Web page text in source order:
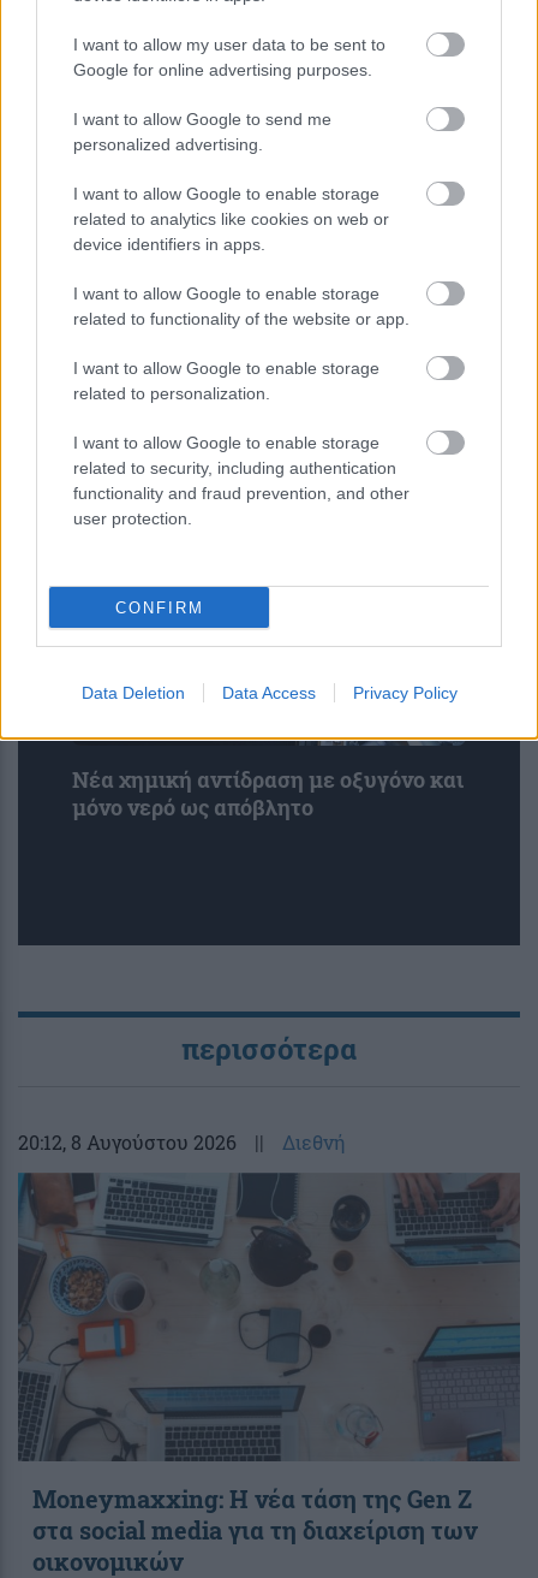
I want to allow my user data to be sent to
Google for online advertising purposes.
I want to allow Google to send me
personalized advertising.
I want to allow Google to enable storage
related to analytics like cookies on web or
device identifiers in apps.
I want to allow Google to enable storage
related to functionality of the website or app.
I want to allow Google to enable storage
related to personalization.
I want to allow Google to enable storage
related to security, including authentication
functionality and fraud prevention, and other
user protection.
CONFIRM
Data Deletion Data Access Privacy Policy
Είναι η χοληστερίνη σας πολύ υψηλή;
Τι προβλέπουν οι νέες οδηγίες
Data center της Amazon στο Τέξας
απειλεί να γίνει μία από τις πιο
ρυπογόνες μονάδες στις ΗΠΑ
Νέα χημική αντίδραση με οξυγόνο και
μόνο νερό ως απόβλητο
περισσότερα
20:12, 8 Αυγούστου 2026 || Διεθνή
Moneymaxxing: Η νέα τάση της Gen Z
στα social media για τη διαχείριση των
οικονομικών